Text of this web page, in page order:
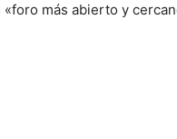
más abierto y